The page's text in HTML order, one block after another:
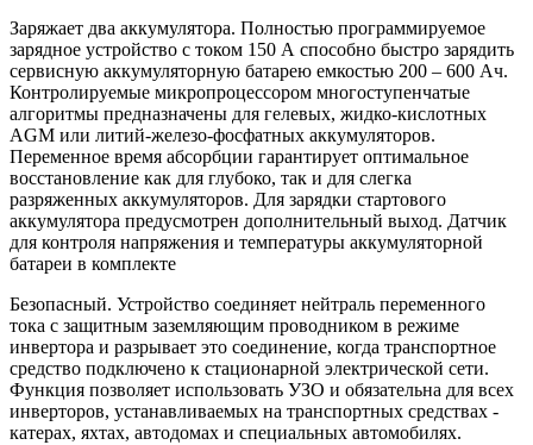
Заряжает два аккумулятора. Полностью программируемое
зарядное устройство с током 150 А способно быстро зарядить
сервисную аккумуляторную батарею емкостью 200 – 600 Ач.
Контролируемые микропроцессором многоступенчатые
алгоритмы предназначены для гелевых, жидко-кислотных
AGM или литий-железо-фосфатных аккумуляторов.
Переменное время абсорбции гарантирует оптимальное
восстановление как для глубоко, так и для слегка
разряженных аккумуляторов. Для зарядки стартового
аккумулятора предусмотрен дополнительный выход. Датчик
для контроля напряжения и температуры аккумуляторной
батареи в комплекте
Безопасный. Устройство соединяет нейтраль переменного
тока с защитным заземляющим проводником в режиме
инвертора и разрывает это соединение, когда транспортное
средство подключено к стационарной электрической сети.
Функция позволяет использовать УЗО и обязательна для всех
инверторов, устанавливаемых на транспортных средствах -
катерах, яхтах, автодомах и специальных автомобилях.